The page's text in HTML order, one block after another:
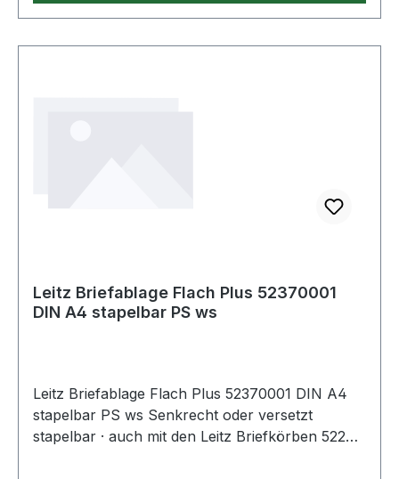
Leitz Briefablage Flach Plus 52370001
DIN A4 stapelbar PS ws
Leitz Briefablage Flach Plus 52370001 DIN A4
stapelbar PS ws Senkrecht oder versetzt
stapelbar · auch mit den Leitz Briefkörben 5227 ·